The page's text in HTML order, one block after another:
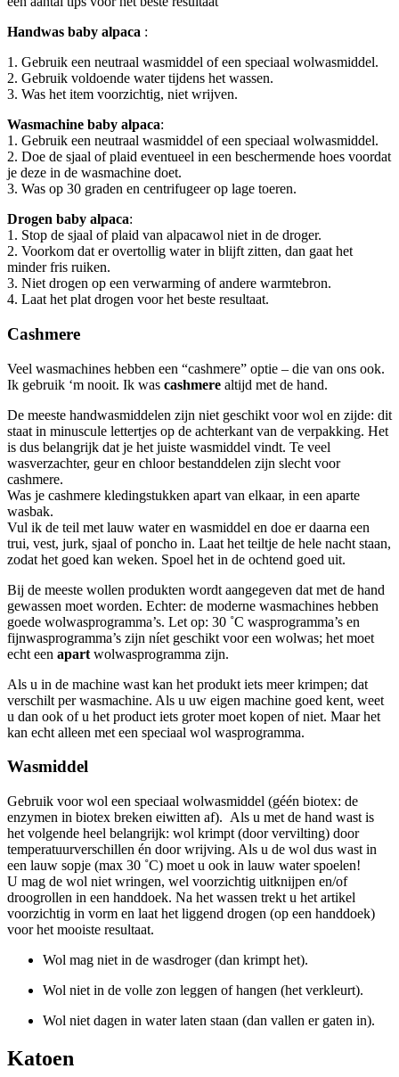
Handwas baby alpaca :
1. Gebruik een neutraal wasmiddel of een speciaal wolwasmiddel.
2. Gebruik voldoende water tijdens het wassen.
3. Was het item voorzichtig, niet wrijven.
Wasmachine baby alpaca:
1. Gebruik een neutraal wasmiddel of een speciaal wolwasmiddel.
2. Doe de sjaal of plaid eventueel in een beschermende hoes voordat
je deze in de wasmachine doet.
3. Was op 30 graden en centrifugeer op lage toeren.
Drogen baby alpaca:
1. Stop de sjaal of plaid van alpacawol niet in de droger.
2. Voorkom dat er overtollig water in blijft zitten, dan gaat het
minder fris ruiken.
3. Niet drogen op een verwarming of andere warmtebron.
4. Laat het plat drogen voor het beste resultaat.
Cashmere
Veel wasmachines hebben een “cashmere” optie – die van ons ook.
Ik gebruik ‘m nooit. Ik was cashmere altijd met de hand.
De meeste handwasmiddelen zijn niet geschikt voor wol en zijde: dit
staat in minuscule lettertjes op de achterkant van de verpakking. Het
is dus belangrijk dat je het juiste wasmiddel vindt. Te veel
wasverzachter, geur en chloor bestanddelen zijn slecht voor
cashmere.
Was je cashmere kledingstukken apart van elkaar, in een aparte
wasbak.
Vul ik de teil met lauw water en wasmiddel en doe er daarna een
trui, vest, jurk, sjaal of poncho in. Laat het teiltje de hele nacht staan,
zodat het goed kan weken. Spoel het in de ochtend goed uit.
Bij de meeste wollen produkten wordt aangegeven dat met de hand
gewassen moet worden. Echter: de moderne wasmachines hebben
goede wolwasprogramma’s. Let op: 30 ˚C wasprogramma’s en
fijnwasprogramma’s zijn níet geschikt voor een wolwas; het moet
echt een apart wolwasprogramma zijn.
Als u in de machine wast kan het produkt iets meer krimpen; dat
verschilt per wasmachine. Als u uw eigen machine goed kent, weet
u dan ook of u het product iets groter moet kopen of niet. Maar het
kan echt alleen met een speciaal wol wasprogramma.
Wasmiddel
Gebruik voor wol een speciaal wolwasmiddel (géén biotex: de
enzymen in biotex breken eiwitten af). Als u met de hand wast is
het volgende heel belangrijk: wol krimpt (door vervilting) door
temperatuurverschillen én door wrijving. Als u de wol dus wast in
een lauw sopje (max 30 ˚C) moet u ook in lauw water spoelen!
U mag de wol niet wringen, wel voorzichtig uitknijpen en/of
droogrollen in een handdoek. Na het wassen trekt u het artikel
voorzichtig in vorm en laat het liggend drogen (op een handdoek)
voor het mooiste resultaat.
Wol mag niet in de wasdroger (dan krimpt het).
Wol niet in de volle zon leggen of hangen (het verkleurt).
Wol niet dagen in water laten staan (dan vallen er gaten in).
Katoen